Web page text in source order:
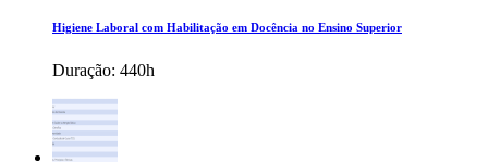
Higiene Laboral com Habilitação em Docência no Ensino Superior
Duração: 440h